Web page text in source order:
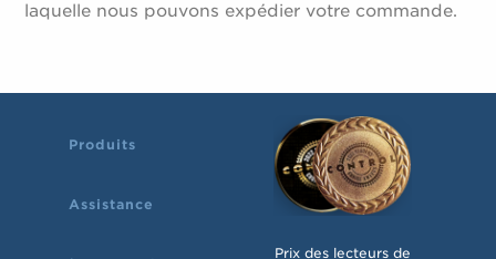
laquelle nous pouvons expédier votre commande.
Produits
Assistance
Prix des lecteurs de